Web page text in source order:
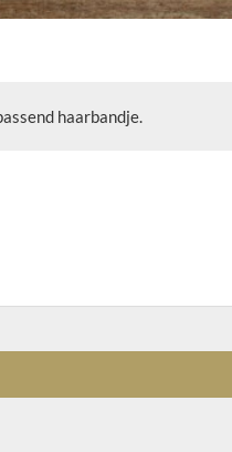
haarbandje.